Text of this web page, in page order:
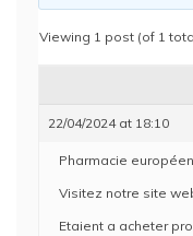
Viewing 1 post (of 1
22/04/2024 at 18:10
Pharmacie
Visitez notre site
Etaient a acheter